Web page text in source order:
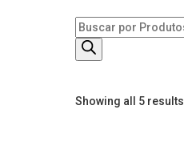
Products
search
Showing all 5 results